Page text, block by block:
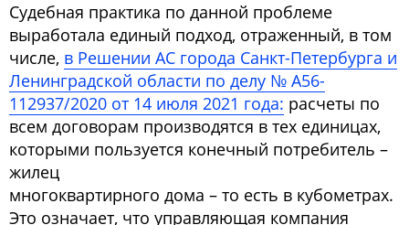
Судебная практика по данной проблеме
выработала единый подход, отраженный, в том
числе, в Решении АС города Санкт-Петербурга и
Ленинградской области по делу № А56-
112937/2020 от 14 июля 2021 года: расчеты по
всем договорам производятся в тех единицах,
которыми пользуется конечный потребитель –
жилец
многоквартирного дома – то есть в кубометрах.
Это означает, что управляющая компания